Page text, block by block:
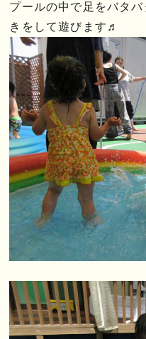
プールの中で足をバタ
きをして遊びます♬